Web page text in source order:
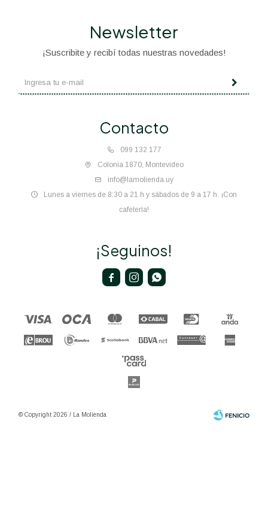
Contacto
099 132 177
Colonia 1870, Montevideo
info@lamolienda.uy
Lunes a viernes de 8:30 a 21 h y sábados de 9 a 17 h. ¡Con
cafetería!
Newsletter
¡Suscribite y recibí todas nuestras novedades!
¡Seguinos!
  
© Copyright 2026 / La Molienda